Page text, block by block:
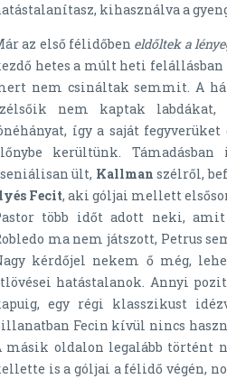
kihasználva a
az első félidőben eldőltek a
hetes a múlt heti
nem csináltak semmit. A
nem kaptak labdákat,
így a saját
kerültünk.
ült, Kallman szélről,
Fecit, aki góljai mellett
több időt adott neki,
ma nem játszott, Petrus
kérdőjel nekem ő még,
hatástalanok. Annyi
egy régi klasszikust
Fecin kívül nincs
másik oldalon legalább történt
is a góljai a félidő végén,